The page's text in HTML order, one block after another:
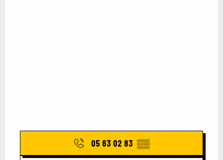
05 63 02 83 ▒▒